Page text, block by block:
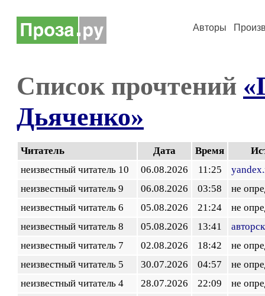
Авторы
Список прочтений
Дьяченко»
Читатель Дата Время
неизвестный читатель 10
06.08.2026 11:25
неизвестный читатель 9
06.08.2026 03:58
не
неизвестный читатель 6
05.08.2026 21:24
не
неизвестный читатель 8
05.08.2026 13:41
неизвестный читатель 7
02.08.2026 18:42
не
неизвестный читатель 5
30.07.2026 04:57
не
неизвестный читатель 4
28.07.2026 22:09
не